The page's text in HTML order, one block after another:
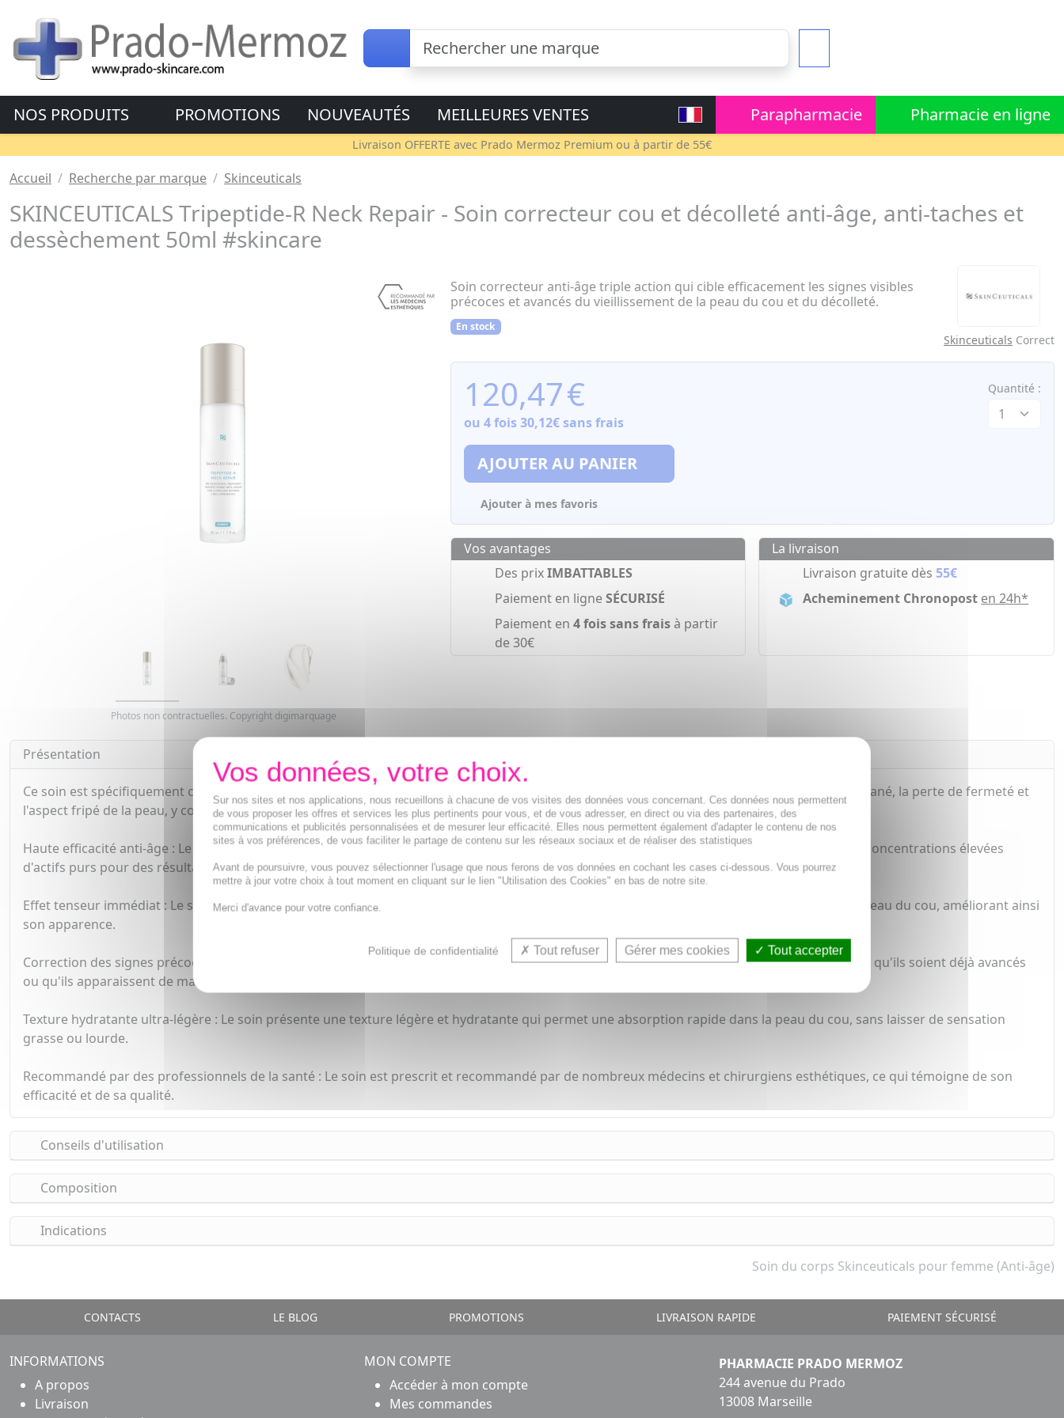
NOS PRODUITS PROMOTIONS NOUVEAUTÉS MEILLEURES VENTES Parapharmacie Pharmacie en ligne
Livraison OFFERTE avec Prado Mermoz Premium ou à partir de 55€
Accueil Recherche par marque Skinceuticals
SKINCEUTICALS Tripeptide-R Neck Repair - Soin correcteur cou et décolleté anti-âge, anti-taches et
dessèchement 50ml #skincare
Photos non contractuelles. Copyright digimarquage
Soin correcteur anti-âge triple action qui cible efficacement les signes visibles
précoces et avancés du vieillissement de la peau du cou et du décolleté.
En stock
Skinceuticals Correct
120,47€
ou 4 fois30,12€sans frais
Quantité :
AJOUTER AU PANIER
Ajouter à mes favoris
Vos avantages
Des prixIMBATTABLES
Paiement en ligneSÉCURISÉ
Paiement en 4 fois sans fraisà partir
de 30€
La livraison
Livraison gratuite dès 55€
Acheminement Chronopost en 24h*
Présentation
Ce soin est spécifiquement conçu pour cibler les signes du vieillissement de la peau du cou, tels que les rides horizontales, le relâchement cutané, la perte de fermeté et
l'aspect fripé de la peau, y compris le double-menton. Voici quelques points importants basés sur la description :
Haute efficacité anti-âge : Le soin est formulé pour offrir une haute efficacité dans la lutte contre les signes du vieillissement, en utilisant des concentrations élevées
d'actifs purs pour des résultats visibles.
Effet tenseur immédiat : Le soin procure un effet tenseur immédiat, ce qui signifie qu'il peut aider à raffermir et à tonifier instantanément la peau du cou, améliorant ainsi
son apparence.
Correction des signes précoces et avancés du vieillissement : Le soin est conçu pour s'attaquer aux signes de vieillissement de la peau du cou, qu'ils soient déjà avancés
ou qu'ils apparaissent de manière précoce, afin de préserver la jeunesse et la fermeté de la peau.
Texture hydratante ultra-légère : Le soin présente une texture légère et hydratante qui permet une absorption rapide dans la peau du cou, sans laisser de sensation
grasse ou lourde.
Recommandé par des professionnels de la santé : Le soin est prescrit et recommandé par de nombreux médecins et chirurgiens esthétiques, ce qui témoigne de son
efficacité et de sa qualité.
Conseils d'utilisation
Composition
Indications
Soin du corps Skinceuticals pour femme (Anti-âge)
CONTACTS LE BLOG PROMOTIONS LIVRAISON RAPIDE PAIEMENT SÉCURISÉ
INFORMATIONS
A propos
Livraison
MON COMPTE
Accéder à mon compte
Mes commandes
PHARMACIE PRADO MERMOZ
244 avenue du Prado
13008 Marseille
Sur nos sites et nos applications, nous recueillons à chacune de vos visites des données vous concernant. Ces données nous permettent
de vous proposer les offres et services les plus pertinents pour vous, et de vous adresser, en direct ou via des partenaires, des
communications et publicités personnalisées et de mesurer leur efficacité. Elles nous permettent également d'adapter le contenu de nos
sites à vos préférences, de vous faciliter le partage de contenu sur les réseaux sociaux et de réaliser des statistiques
Avant de poursuivre, vous pouvez sélectionner l'usage que nous ferons de vos données en cochant les cases ci-dessous. Vous pourrez
mettre à jour votre choix à tout moment en cliquant sur le lien "Utilisation des Cookies" en bas de notre site.
Merci d'avance pour votre confiance.
Politique de confidentialité Tout refuser Gérer mes cookies Tout accepter